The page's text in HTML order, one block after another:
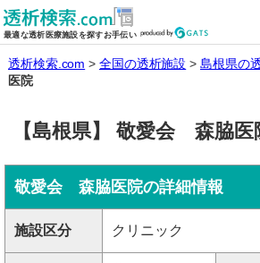
最適な透析医療施設を探すお手伝い
全国の透析施設を検
透析検索.com 全国の透析施設 島根県の
医院
【島根県】 敬愛会 森脇医
敬愛会 森脇医院の詳細情報
施設区分 クリニック